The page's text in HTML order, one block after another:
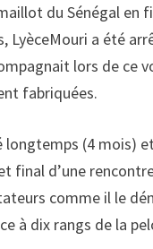
du Sénégal en
LyèceMouri a été
lors de ce
fabriquées.
(4 mois)
final d’une
comme il le
à dix rangs de la